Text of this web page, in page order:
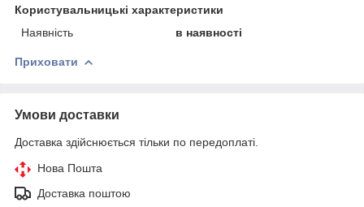
Користувальницькі характеристики
Наявність
в наявності
Приховати
Умови доставки
Доставка здійснюється тільки по передоплаті.
Нова Пошта
Доставка поштою